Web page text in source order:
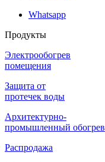
Whatsapp
Продукты
Электрообогрев
помещения
Защита от
протечек воды
Архитектурно-
промышленный обогрев
Распродажа